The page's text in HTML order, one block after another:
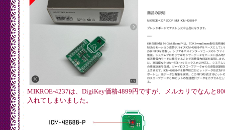
MIKROE-4237は、DigiKey価格4899円ですが、メルカリでなんと
入れてしまいました。